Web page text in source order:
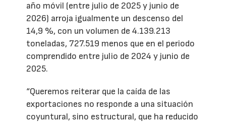
año móvil (entre julio de 2025 y junio de
2026) arroja igualmente un descenso del
14,9 %, con un volumen de 4.139.213
toneladas, 727.519 menos que en el periodo
comprendido entre julio de 2024 y junio de
2025.
“Queremos reiterar que la caída de las
exportaciones no responde a una situación
coyuntural, sino estructural, que ha reducido